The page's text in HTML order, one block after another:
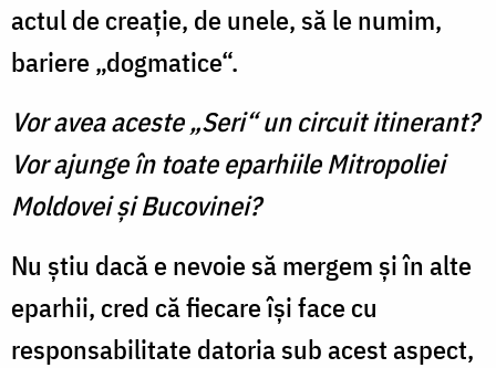
actul de creaţie, de unele, să le numim,
bariere „dogmatice“.
Vor avea aceste „Seri“ un circuit itinerant?
Vor ajunge în toate eparhiile Mitropoliei
Moldovei şi Bucovinei?
Nu ştiu dacă e nevoie să mergem şi în alte
eparhii, cred că fiecare îşi face cu
responsabilitate datoria sub acest aspect,